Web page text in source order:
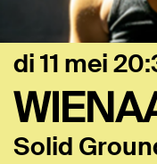
Solid
di 11 mei